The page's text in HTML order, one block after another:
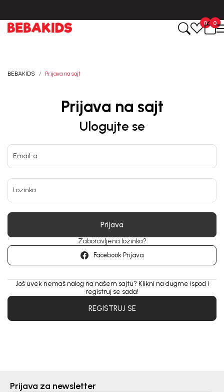
0
0
BEBAKIDS Prijava na sajt
Prijava na sajt
Ulogujte se
Email-a
Lozinka
Prijava
Zaboravljena lozinka?
Facebook Prijava
Još uvek nemaš nalog na našem sajtu? Klikni na dugme ispod i
registruj se sada!
REGISTRUJ SE
Prijava za newsletter